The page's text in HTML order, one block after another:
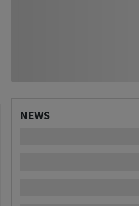
NEWS